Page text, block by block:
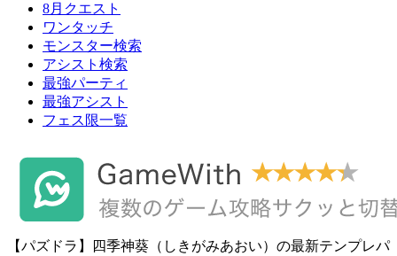
8月クエスト
ワンタッチ
モンスター検索
アシスト検索
最強パーティ
最強アシスト
フェス限一覧
【パズドラ】四季神葵（しきがみあおい）の最新テンプレパ